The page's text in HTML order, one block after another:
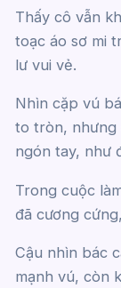
Thấy cô vẫn
toạc áo sơ mi
lư vui vẻ.
Nhìn cặp vú
to tròn, nhưng
ngón tay, như
Trong cuộc
đã cương
Cậu nhìn bác
mạnh vú, còn